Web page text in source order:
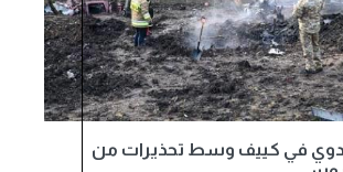
تدوي في كييف وسط تحذيرات من